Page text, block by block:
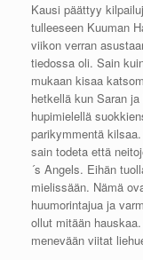
Kausi päättyy
tulleeseen Kuuman
viikon verran
tiedossa oli. Sain
mukaan kisaa
hetkellä kun Saran
hupimielellä
parikymmentä
sain todeta että
´s Angels. Eihän
mielissään. Nämä
huumorintajua ja
ollut mitään
menevään viitat